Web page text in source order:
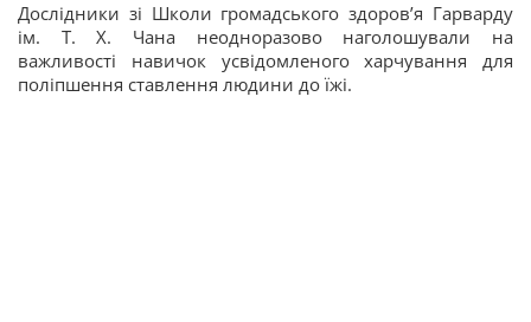
Дослідники зі Школи громадського здоров’я Гарварду
ім. Т. Х. Чана неодноразово наголошували на
важливості навичок усвідомленого харчування для
поліпшення ставлення людини до їжі.